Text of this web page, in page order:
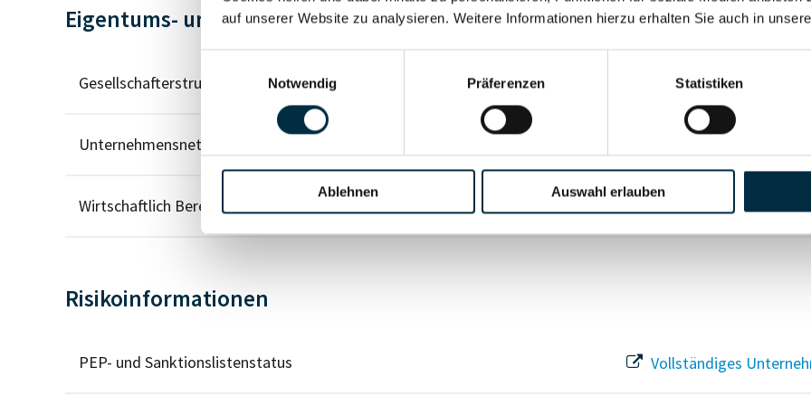
auf unserer Website zu analysieren. Weitere Informationen hierzu erhalten Sie auch in
Notwendig
Präferenzen Statistiken
Ablehnen Auswahl erlauben
Eigentums- und Kontrollstruktur
Gesellschafterstruktur Vollständiges
Unternehmensnetzwerk
Wirtschaftlich Berechtigten Pfad Vollständiges
Risikoinformationen
PEP- und Sanktionslistenstatus Vollständiges